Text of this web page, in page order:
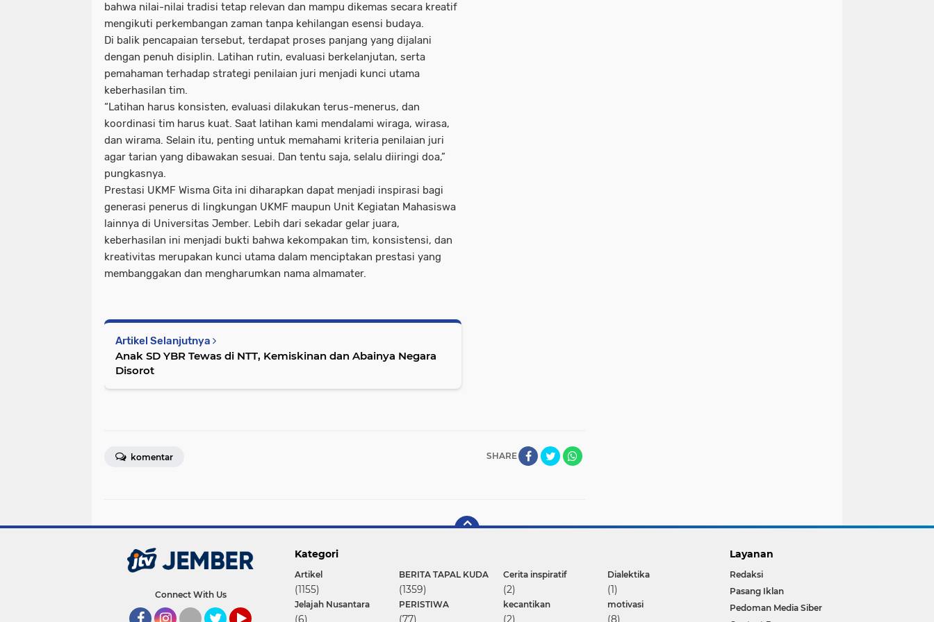
bahwa nilai-nilai tradisi tetap relevan dan mampu dikemas secara kreatif
mengikuti perkembangan zaman tanpa kehilangan esensi budaya.
Di balik pencapaian tersebut, terdapat proses panjang yang dijalani
dengan penuh disiplin. Latihan rutin, evaluasi berkelanjutan, serta
pemahaman terhadap strategi penilaian juri menjadi kunci utama
keberhasilan tim.
“Latihan harus konsisten, evaluasi dilakukan terus-menerus, dan
koordinasi tim harus kuat. Saat latihan kami mendalami wiraga, wirasa,
dan wirama. Selain itu, penting untuk memahami kriteria penilaian juri
agar tarian yang dibawakan sesuai. Dan tentu saja, selalu diiringi doa,”
pungkasnya.
Prestasi UKMF Wisma Gita ini diharapkan dapat menjadi inspirasi bagi
generasi penerus di lingkungan UKMF maupun Unit Kegiatan Mahasiswa
lainnya di Universitas Jember. Lebih dari sekadar gelar juara,
keberhasilan ini menjadi bukti bahwa kekompakan tim, konsistensi, dan
kreativitas merupakan kunci utama dalam menciptakan prestasi yang
membanggakan dan mengharumkan nama almamater.
Artikel Selanjutnya
Anak SD YBR Tewas di NTT, Kemiskinan dan Abainya Negara
Disorot
SHARE
komentar
Connect With Us
Kategori
Artikel
(1155)
BERITA TAPAL KUDA
(1359)
Cerita inspiratif
(2)
Dialektika
(1)
Jelajah Nusantara
(6)
PERISTIWA
(77)
kecantikan
(2)
motivasi
(8)
Layanan
Redaksi
Pasang Iklan
Pedoman Media Siber